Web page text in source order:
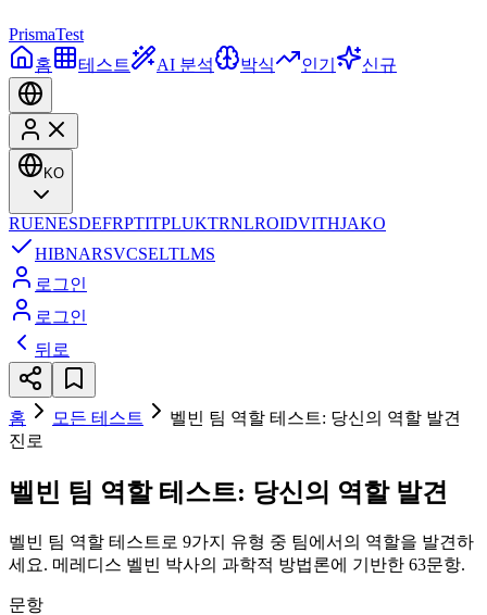
PrismaTest
홈
테스트 AI 분석 박식 인기 신규
KO
RUENESDEFRPTITPLUKTRNLROIDVITHJAKO
HIBNARSVCSELTLMS
로그인
로그인
뒤로
홈 모든 테스트
벨빈 팀 역할 테스트: 당신의 역할 발견
진로
벨빈 팀 역할 테스트: 당신의 역할 발견
벨빈 팀 역할 테스트로 9가지 유형 중 팀에서의 역할을 발견하
세요. 메레디스 벨빈 박사의 과학적 방법론에 기반한 63문항.
문항